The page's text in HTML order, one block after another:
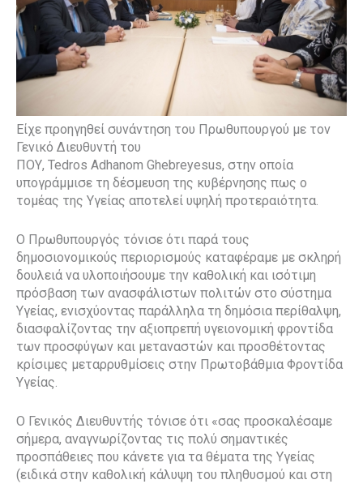
Είχε προηγηθεί συνάντηση του Πρωθυπουργού με τον
Γενικό Διευθυντή του
ΠΟΥ, Tedros Adhanom Ghebreyesus, στην οποία
υπογράμμισε τη δέσμευση της κυβέρνησης πως ο
τομέας της Υγείας αποτελεί υψηλή προτεραιότητα.
Ο Πρωθυπουργός τόνισε ότι παρά τους
δημοσιονομικούς περιορισμούς καταφέραμε με σκληρή
δουλειά να υλοποιήσουμε την καθολική και ισότιμη
πρόσβαση των ανασφάλιστων πολιτών στο σύστημα
Υγείας, ενισχύοντας παράλληλα τη δημόσια περίθαλψη,
διασφαλίζοντας την αξιοπρεπή υγειονομική φροντίδα
των προσφύγων και μεταναστών και προσθέτοντας
κρίσιμες μεταρρυθμίσεις στην Πρωτοβάθμια Φροντίδα
Υγείας.
Ο Γενικός Διευθυντής τόνισε ότι «σας προσκαλέσαμε
σήμερα, αναγνωρίζοντας τις πολύ σημαντικές
προσπάθειες που κάνετε για τα θέματα της Υγείας
(ειδικά στην καθολική κάλυψη του πληθυσμού και στη